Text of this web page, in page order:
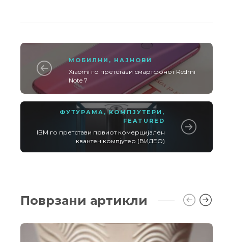
МОБИЛНИ , НАЈНОВИ
Xiaomi го претстави смартфонот Redmi
Note 7
ФУТУРАМА ,КОМПЈУТЕРИ ,
FEATURED
IBM го претстави првиот комерцијален
квантен компјутер (ВИДЕО)
Поврзани артикли